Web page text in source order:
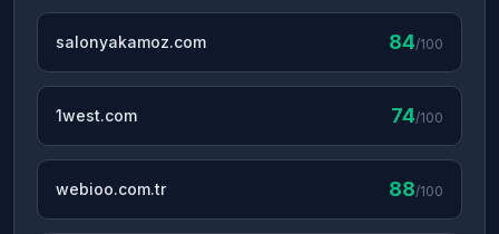
salonyakamoz.com 84/100
1west.com 74/100
webioo.com.tr 88/100